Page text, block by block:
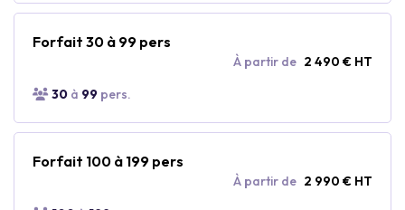
Forfait 30 à 99 pers
À partir de 2 490 € HT
30 à 99 pers.
Forfait 100 à 199 pers
À partir de 2 990 € HT